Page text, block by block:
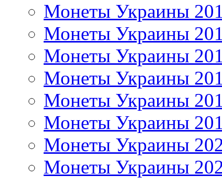
Монеты Украины
Монеты Украины
Монеты Украины
Монеты Украины
Монеты Украины
Монеты Украины
Монеты Украины
Монеты Украины